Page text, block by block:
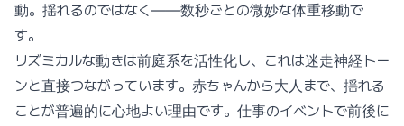
動。揺れるのではなく——数秒ごとの微妙な体重移動で
す。
リズミカルな動きは前庭系を活性化し、これは迷走神経トー
ンと直接つながっています。赤ちゃんから大人まで、揺れる
ことが普遍的に心地よい理由です。仕事のイベントで前後に